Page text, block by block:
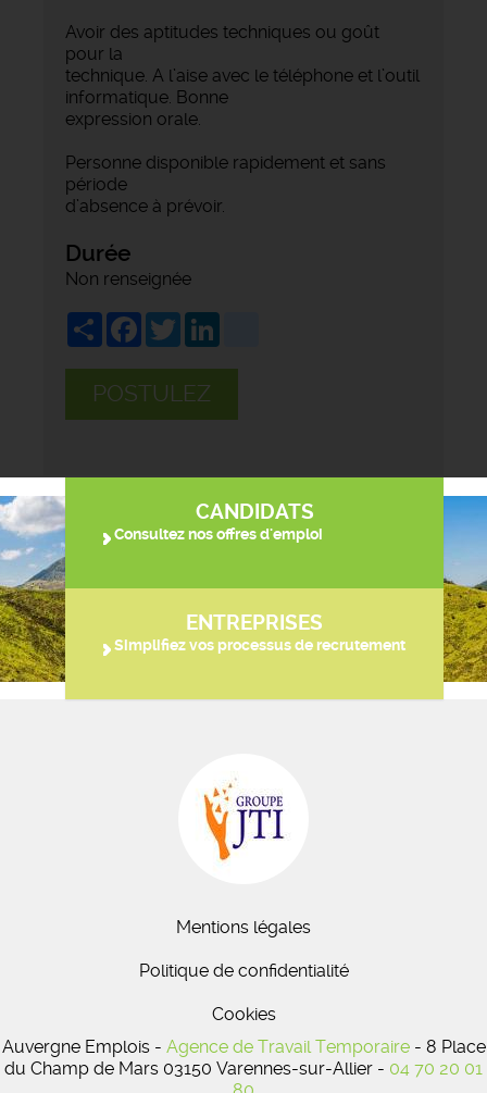
Avoir des aptitudes techniques ou goût
pour la
technique. A l’aise avec le téléphone et l’outil
informatique. Bonne
expression orale.
Personne disponible rapidement et sans
période
d’absence à prévoir.
Durée
Non renseignée
ShareFacebook
Twitter
POSTULEZ
CANDIDATS
Consultez nos offres d'emploi
ENTREPRISES
Simplifiez vos processus de recrutement
Mentions légales
Politique de confidentialité
Cookies
Auvergne Emplois - Agence de Travail Temporaire- 8 Place
du Champ de Mars 03150 Varennes-sur-Allier - 04 70 20 01